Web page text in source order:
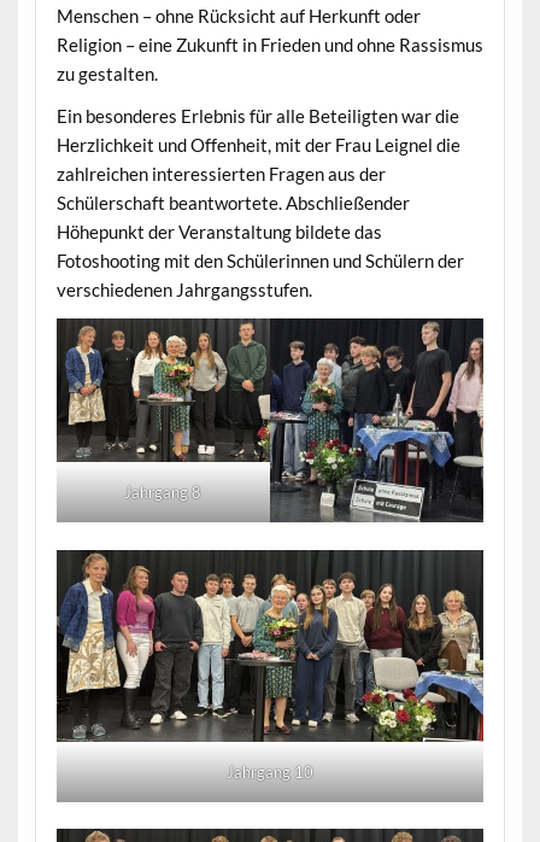
Menschen – ohne Rücksicht auf Herkunft oder
Religion – eine Zukunft in Frieden und ohne Rassismus
zu gestalten.
Ein besonderes Erlebnis für alle Beteiligten war die
Herzlichkeit und Offenheit, mit der Frau Leignel die
zahlreichen interessierten Fragen aus der
Schülerschaft beantwortete. Abschließender
Höhepunkt der Veranstaltung bildete das
Fotoshooting mit den Schülerinnen und Schülern der
verschiedenen Jahrgangsstufen.
Jahrgang 8
Jahrgang 10